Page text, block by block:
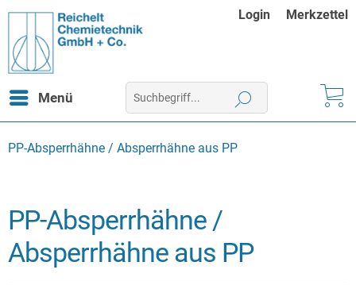
Login Merkzettel
Menü
PP-Absperrhähne / Absperrhähne aus PP
PP-Absperrhähne /
Absperrhähne aus PP